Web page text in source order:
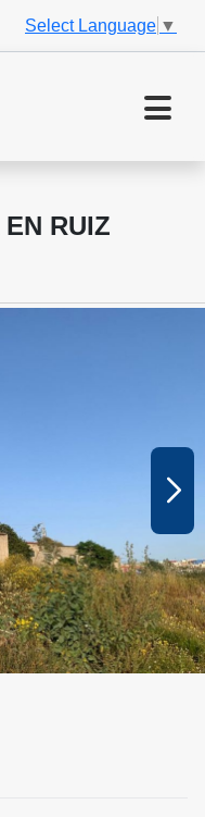
Select Language ▼
RUIZ